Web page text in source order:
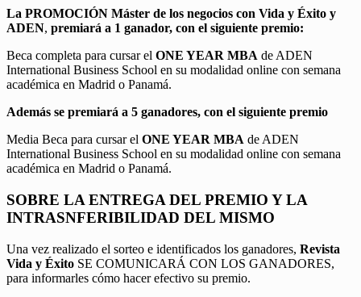
La PROMOCIÓN Máster de los negocios con Vida y Éxito y
ADEN, premiará a 1 ganador, con el siguiente premio:
Beca completa para cursar el ONE YEAR MBA de ADEN
International Business School en su modalidad online con semana
académica en Madrid o Panamá.
Además se premiará a 5 ganadores, con el siguiente premio
Media Beca para cursar el ONE YEAR MBA de ADEN
International Business School en su modalidad online con semana
académica en Madrid o Panamá.
SOBRE LA ENTREGA DEL PREMIO Y LA
INTRASNFERIBILIDAD DEL MISMO
Una vez realizado el sorteo e identificados los ganadores, Revista
Vida y Éxito SE COMUNICARÁ CON LOS GANADORES,
para informarles cómo hacer efectivo su premio.